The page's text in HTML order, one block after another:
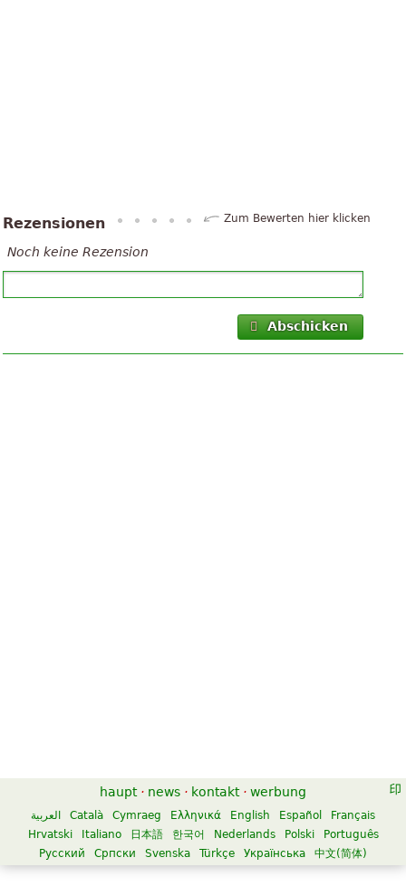
Rezensionen Zum Bewerten hier klicken
Noch keine Rezension
Abschicken
haupt · news · kontakt · werbung
العربية Català Cymraeg Ελληνικά English Español
Français
Hrvatski
Italiano 日本語 한국어 Nederlands Polski
Português
Русский
Српски Svenska Türkçe Українська 中文(简体)